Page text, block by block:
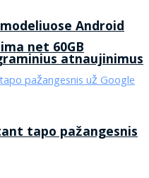
atnaujinimus
Android
net 60GB
tapo pažangesnis